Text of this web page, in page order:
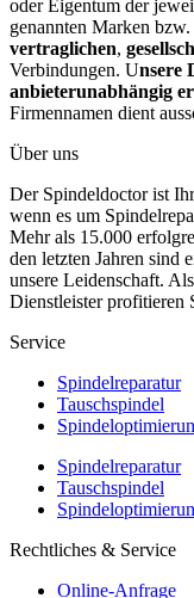
oder Eigentum der
genannten Marken
vertraglichen,
Verbindungen. Unsere
anbieterunabhängig
Firmennamen dient
Über uns
Der Spindeldoctor ist
wenn es um
Mehr als 15.000
den letzten Jahren sind
unsere Leidenschaft.
Dienstleister profitieren
Service
Spindelreparatur
Tauschspindel
Spindelreparatur
Tauschspindel
Rechtliches & Service
Online-Anfrage